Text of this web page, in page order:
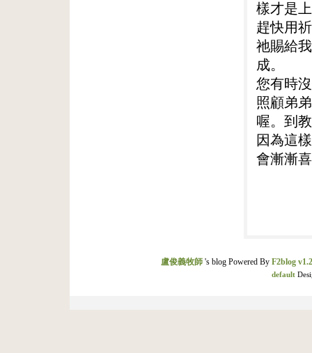
樣才是
趕快用
祂賜給
成。
您有時
照顧弟
喔。到
因為這
會漸漸
盧俊義牧師's blog Powered By F2blog
default